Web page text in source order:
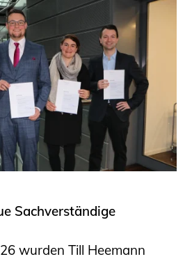
Sachverständige
wurden Till Heemann